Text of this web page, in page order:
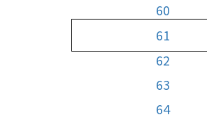
60
61
62
63
64